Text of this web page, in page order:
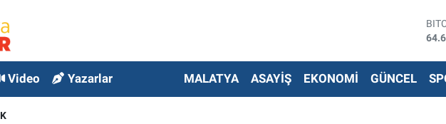
Video Yazarlar MALATYA ASAYİŞ EKONOMİ GÜNCEL